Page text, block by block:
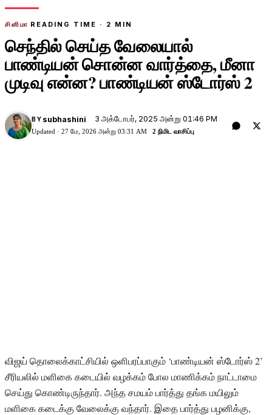
சினிமா READING TIME · 2 MIN
செந்தில் செய்த வேலையால்
பாண்டியன் சொன்ன வார்த்தை, மீனா
முடிவு என்ன? பாண்டியன் ஸ்டோர்ஸ் 2
BY subhashini 3 அக்டோபர், 2025 அன்று 01:46 PM
Updated · 27 மே, 2026 அன்று 03:31 AM 2 நிமிட வாசிப்பு
விஜய் தொலைக்காட்சியில் ஒளிபரப்பாகும் ‘பாண்டியன் ஸ்டோர்ஸ் 2’
சீரியலில் மளிகை கடையில் வழக்கம் போல மாணிக்கம் நாட்டாமை
செய்து கொண்டிருந்தார். அந்த சமயம் பார்த்து தங்க மயிலும்
மளிகை கடைக்கு வேலைக்கு வந்தார். இதை பார்த்து பழனிக்கு,